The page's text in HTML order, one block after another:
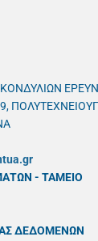
- ΤΑΜΕΙΟ
ΔΕΔΟΜΕΝΩΝ